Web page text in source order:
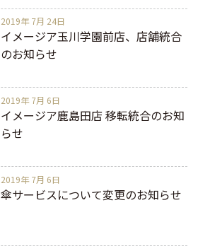
2019年 7月 24日
イメージア玉川学園前店、店舗統合
のお知らせ
2019年 7月 6日
イメージア鹿島田店 移転統合のお知
らせ
2019年 7月 6日
傘サービスについて変更のお知らせ